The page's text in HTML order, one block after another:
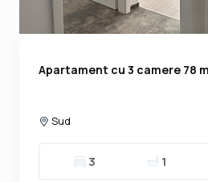
Apartament cu 3 camere 78
Sud
3 1